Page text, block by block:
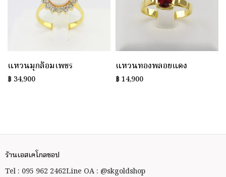
แหวนมุกล้อมเพชร
฿ 34,900
แหวนทองพลอยแดง
฿ 14,900
ร้านเอสเคโกลชอป
Tel : 095 962 2462Line OA : @skgoldshop